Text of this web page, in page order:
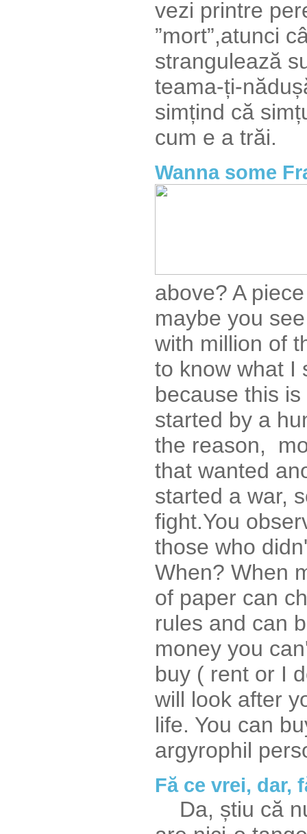
vezi printre
”mort”,atunci
strangulează
teama-ți-
simțind că
cum e a trăi.
Wanna some
above? A
maybe you
with million of
to know what I
because this
started by a
the reason,
that wanted
started a war,
fight.You
those who
When? When
of paper can
rules and can
money you
buy ( rent or I
will look after
life. You can
argyrophil
Fă ce vrei, dar,
Da, știu că